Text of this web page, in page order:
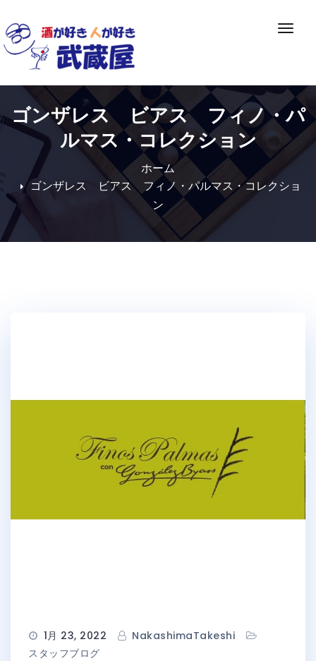
to
content
ナ
ー
シ
ョ
ン
切
り
替
ゴンザレス ビアス フィノ・パ
ルマス・コレクション
ホーム
ゴンザレス ビアス フィノ・パルマス・コレクショ
ン
1月 23, 2022
NakashimaTakeshi
スタッフブログ